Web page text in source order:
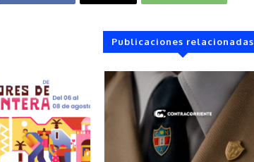
Publicaciones relacionadas